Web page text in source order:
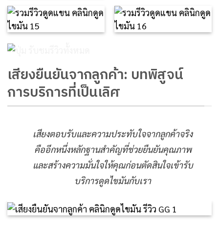
เสียงยืนยันจากลูกค้า: บทพิสูจน์
การบริการที่เป็นเลิศ
เสียงตอบรับและความประทับใจจากลูกค้าจริง
คืออีกหนึ่งหลักฐานสำคัญที่ช่วยยืนยันคุณภาพ
และสร้างความมั่นใจให้คุณก่อนตัดสินใจเข้ารับ
บริการดูดไขมันกับเรา